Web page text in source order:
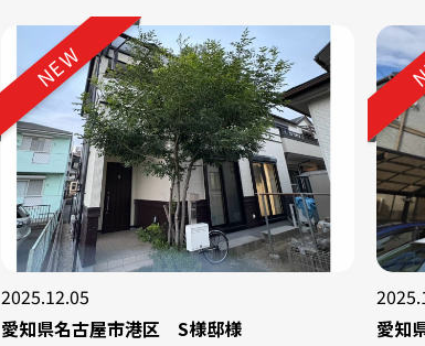
2025.12.05
愛知県名古屋市港区 S様邸様
NEW
愛知